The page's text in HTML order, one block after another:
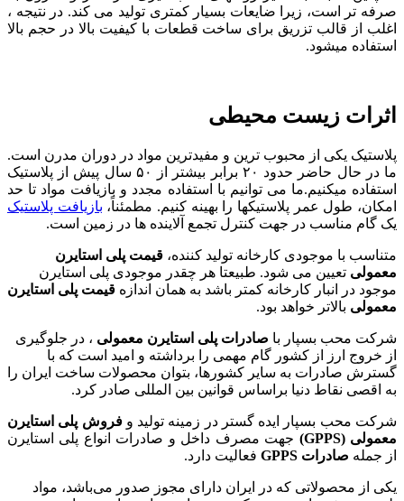
صرفه تر است، زیرا ضایعات بسیار کمتری تولید می کند. در نتیجه ،
اغلب از قالب تزریق برای ساخت قطعات با کیفیت بالا در حجم بالا
استفاده میشود.
اثرات زیست محیطی
پلاستیک یکی از محبوب ترین و مفیدترین مواد در دوران مدرن است.
ما در حال حاضر حدود ۲۰ برابر بیشتر از ۵۰ سال پیش از پلاستیک
استفاده میکنیم.ما می توانیم با استفاده مجدد و بازیافت مواد تا حد
امکان، طول عمر پلاستیکها را بهینه کنیم. مطمئناً، بازیافت پلاستیک
یک گام مناسب در جهت کنترل تجمع آلاینده ها در زمین است.
متناسب با موجودی کارخانه تولید کننده، قیمت پلی استایرن
معمولی تعیین می شود. طبیعتا هر چقدر موجودی پلی استایرن
موجود در انبار کارخانه کمتر باشد به همان اندازه قیمت پلی استایرن
معمولی بالاتر خواهد بود.
شرکت محب بسپار با صادرات پلی استایرن معمولی ، در جلوگیری
از خروج ارز از کشور گام مهمی را برداشته و امید است که با
گسترش صادرات به سایر کشورها، بتوان محصولات ساخت ایران را
به اقصی نقاط دنیا براساس قوانین بین المللی صادر کرد.
شرکت محب بسپار ایده گستر در زمینه تولید وفروش پلی استایرن
معمولی (GPPS)
جهت مصرف داخل و صادرات انواع پلی استایرن
از جمله صادرات GPPS فعالیت دارد.
یکی از محصولاتی که در ایران دارای مجوز صدور می‌باشد، مواد